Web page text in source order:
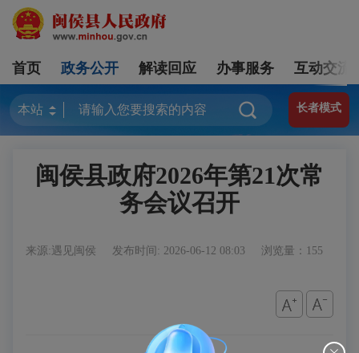
首页 政务公开 解读回应 办事服务 互动交流
长者模式
闽侯县政府2026年第21次常
务会议召开
来源:遇见闽侯 发布时间: 2026-06-12 08:03 浏览量：155